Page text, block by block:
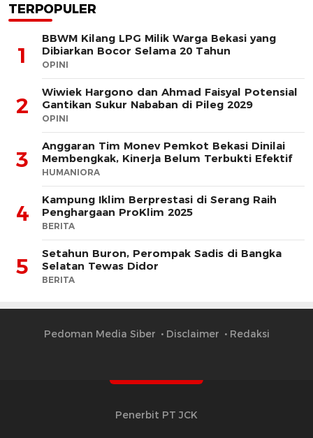
TERPOPULER
1
BBWM Kilang LPG Milik Warga Bekasi yang
Dibiarkan Bocor Selama 20 Tahun
OPINI
2
Wiwiek Hargono dan Ahmad Faisyal Potensial
Gantikan Sukur Nababan di Pileg 2029
OPINI
3
Anggaran Tim Monev Pemkot Bekasi Dinilai
Membengkak, Kinerja Belum Terbukti Efektif
HUMANIORA
4
Kampung Iklim Berprestasi di Serang Raih
Penghargaan ProKlim 2025
BERITA
5
Setahun Buron, Perompak Sadis di Bangka
Selatan Tewas Didor
BERITA
Pedoman Media Siber Disclaimer Redaksi
Penerbit PT JCK